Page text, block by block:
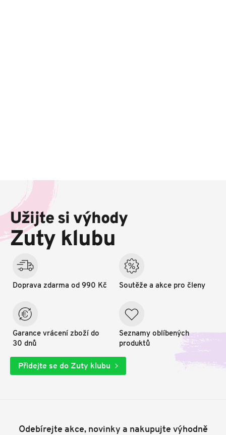
a
í
Užijte si výhody
Zuty klubu
Doprava zdarma od 990 Kč
Garance vrácení zboží do
30 dnů
Soutěže a akce pro členy
Seznamy oblíbených
produktů
Přidejte se do Zuty klubu
Odebírejte akce, novinky a nakupujte výhodně